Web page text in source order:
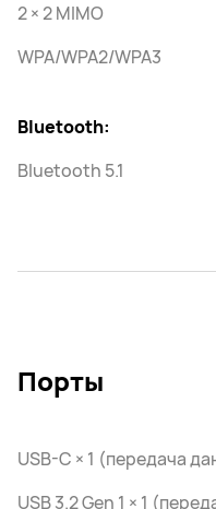
2 × 2 MIMO
WPA/WPA2/WPA3
Bluetooth:
Bluetooth 5.1
Порты
USB-C × 1 (передача
USB 3.2 Gen 1 × 1